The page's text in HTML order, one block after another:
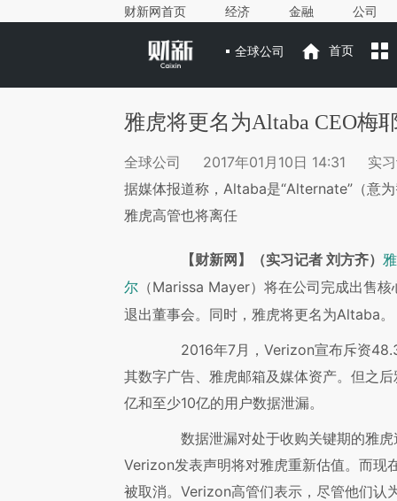
财新网首页 经济 金融 公司
全球公司 首页
雅虎将更名为Altaba CEO梅
全球公司 2017年01月10日 14:31
实
据媒体报道称，Altaba是“Alternate”（意
雅虎高管也将离任
【财新网】（实习记者 刘方齐）
尔 （Marissa Mayer）将在公司完成出售
退出董事会。同时，雅虎将更名为Altaba。
2016年7月，Verizon宣布斥资48.3
其数字广告、雅虎邮箱及媒体资产。但之
亿和至少10亿的用户数据泄漏。
数据泄漏对处于收购关键期的雅虎
Verizon发表声明将对雅虎重新估值。而现
被取消。Verizon高管们表示，尽管他们认